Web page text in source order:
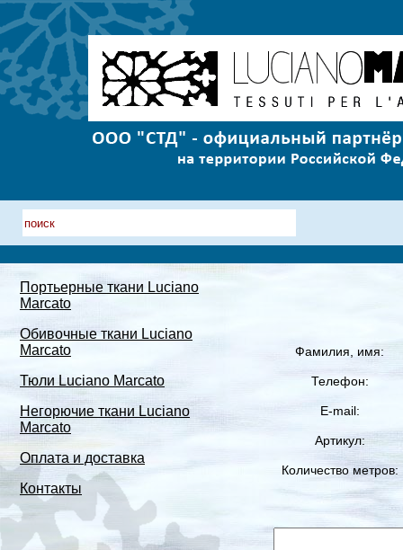
Портьерные ткани Luciano
Marcato
Обивочные ткани Luciano
Marcato
Тюли Luciano Marcato
Негорючие ткани Luciano
Marcato
Оплата и доставка
Контакты
Фамилия, имя:
Телефон:
E-mail:
Артикул:
Количество метров: